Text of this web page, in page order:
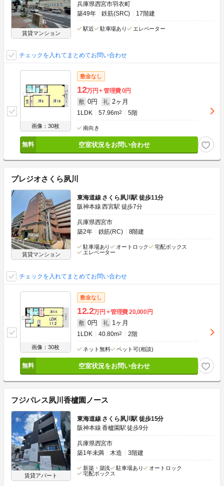
賃貸マンション
兵庫県西宮市羽衣町
築49年
鉄筋(SRC) 17階建
駅近 駐車場あり エレベーター
チェックを入れてまとめてお問い合わせ
画像：30枚
敷金なし
12万円 管理費0円
敷 0円 礼 2ヶ月
1LDK 57.96m2 5階
南向き
空室状況をお問い合わせ
プレジオさくら夙川
賃貸マンション
東海道線 さくら夙川駅 徒歩11分
阪神本線 西宮駅 徒歩7分
兵庫県西宮市
築2年
鉄筋(RC) 8階建
駐車場あり オートロック
宅配ボックス
エレベーター
チェックを入れてまとめてお問い合わせ
画像：30枚
敷金なし
12.2万円 管理費20,000円
敷 0円 礼 1ヶ月
1LDK 40.80m2 2階
ネット無料 ペット可(相談)
空室状況をお問い合わせ
フジパレス夙川香櫨園ノース
賃貸アパート
東海道線 さくら夙川駅 徒歩15分
阪神本線 香櫨園駅 徒歩9分
兵庫県西宮市
築1年未満
木造 3階建
新築・築浅 駐車場あり
オートロック
宅配ボックス